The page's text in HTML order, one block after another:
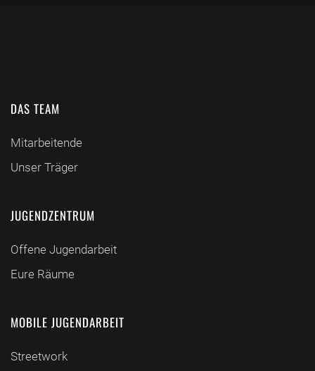
DAS TEAM
Mitarbeitende
Unser Träger
JUGENDZENTRUM
Offene Jugendarbeit
Eure Räume
MOBILE JUGENDARBEIT
Streetwork